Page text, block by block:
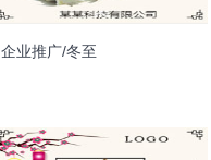
企业推广/冬至